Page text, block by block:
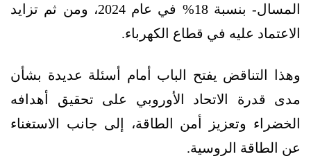
المسال- بنسبة 18% في عام 2024، ومن ثم تزايد
الاعتماد عليه في قطاع الكهرباء.
وهذا التناقض يفتح الباب أمام أسئلة عديدة بشأن
مدى قدرة الاتحاد الأوروبي على تحقيق أهدافه
الخضراء وتعزيز أمن الطاقة، إلى جانب الاستغناء
عن الطاقة الروسية.